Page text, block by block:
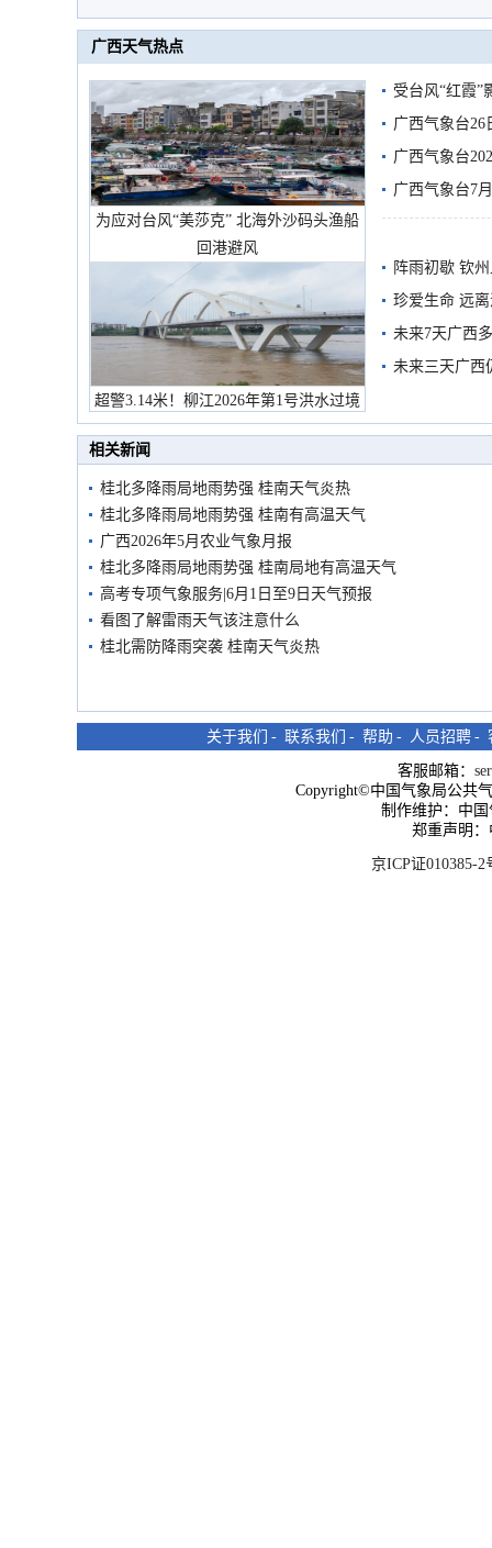
广西天气热点
为应对台风“美莎克” 北海外沙码头渔船
回港避风
超警3.14米！柳江2026年第1号洪水过境
市民在堤岸见证汛况
受台风“红霞”
有较强降雨
广西气象台26
广西气象台
预警
广西气象台7
阵雨初歇 钦
珍爱生命 远
未来7天广西
未来三天广西
相关新闻
桂北多降雨局地雨势强 桂南天气炎热
桂北多降雨局地雨势强 桂南有高温天气
广西2026年5月农业气象月报
桂北多降雨局地雨势强 桂南局地有高温天气
高考专项气象服务|6月1日至9日天气预报
看图了解雷雨天气该注意什么
桂北需防降雨突袭 桂南天气炎热
关于我们 - 联系我们 - 帮助 - 人员招聘 -
客服邮箱：
Copyright©中国气象局公共
制作维护：中
郑重声明
京ICP证010385-2